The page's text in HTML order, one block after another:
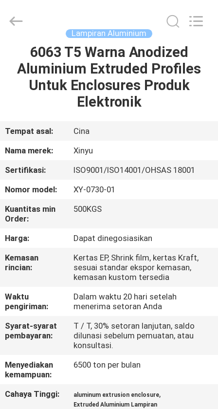
RUMAH
PRODUK
VR
KAMI
TUR
PABRIK
KONTROL
KUALITAS
HUBUNGI
KAMI
PERMINTAAN
PENAWARAN
Rights
Lampiran Aluminium
6063 T5 Warna Anodized
Aluminium Extruded Profiles
Untuk Enclosures Produk
Elektronik
Tempat asal:
Cina
Nama merek:
Xinyu
Sertifikasi:
ISO9001/ISO14001/OHSAS 18001
Nomor model:
XY-0730-01
Kuantitas min
Order:
500KGS
Harga:
Dapat dinegosiasikan
Kemasan
rincian:
Kertas EP, Shrink film, kertas Kraft,
sesuai standar ekspor kemasan,
kemasan kustom tersedia
Waktu
pengiriman:
Dalam waktu 20 hari setelah
menerima setoran Anda
Syarat-syarat
pembayaran:
T / T, 30% setoran lanjutan, saldo
dilunasi sebelum pemuatan, atau
konsultasi.
Menyediakan
kemampuan:
6500 ton per bulan
Cahaya Tinggi: aluminum extrusion enclosure,
Extruded Aluminium Lampiran